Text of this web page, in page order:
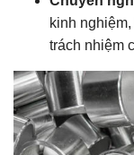
kinh
trách nhiệm